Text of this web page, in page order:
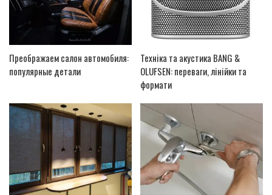
Преображаем салон автомобиля:
популярные детали
Техніка та акустика BANG &
OLUFSEN: переваги, лінійки та
формати